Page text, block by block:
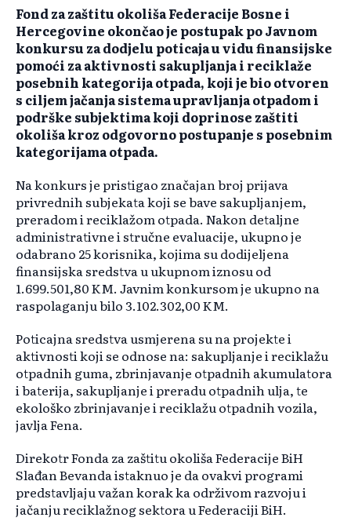
Fond za zaštitu okoliša Federacije Bosne i
Hercegovine okončao je postupak po Javnom
konkursu za dodjelu poticaja u vidu finansijske
pomoći za aktivnosti sakupljanja i reciklaže
posebnih kategorija otpada, koji je bio otvoren
s ciljem jačanja sistema upravljanja otpadom i
podrške subjektima koji doprinose zaštiti
okoliša kroz odgovorno postupanje s posebnim
kategorijama otpada.
Na konkurs je pristigao značajan broj prijava
privrednih subjekata koji se bave sakupljanjem,
preradom i reciklažom otpada. Nakon detaljne
administrativne i stručne evaluacije, ukupno je
odabrano 25 korisnika, kojima su dodijeljena
finansijska sredstva u ukupnom iznosu od
1.699.501,80 KM. Javnim konkursom je ukupno na
raspolaganju bilo 3.102.302,00 KM.
Poticajna sredstva usmjerena su na projekte i
aktivnosti koji se odnose na: sakupljanje i reciklažu
otpadnih guma, zbrinjavanje otpadnih akumulatora
i baterija, sakupljanje i preradu otpadnih ulja, te
ekološko zbrinjavanje i reciklažu otpadnih vozila,
javlja Fena.
Direkotr Fonda za zaštitu okoliša Federacije BiH
Slađan Bevanda istaknuo je da ovakvi programi
predstavljaju važan korak ka održivom razvoju i
jačanju reciklažnog sektora u Federaciji BiH.